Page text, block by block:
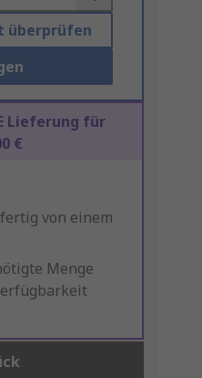
überprüfen
Lieferung für
€
von einem
Menge